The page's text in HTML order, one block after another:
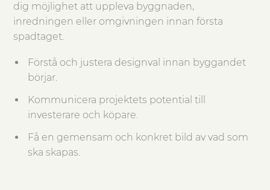
dig möjlighet att uppleva byggnaden,
inredningen eller omgivningen innan första
spadtaget.
Förstå och justera designval innan byggandet
börjar.
Kommunicera projektets potential till
investerare och köpare.
Få en gemensam och konkret bild av vad som
ska skapas.